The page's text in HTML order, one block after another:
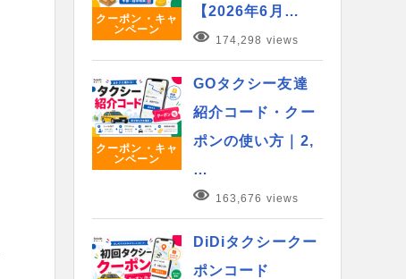
クーポン・キャ
ンペーン
【2026年6月…
174,298 views
クーポン・キャ
ンペーン
GOタクシー友達
紹介コード・クー
ポンの使い方｜2,
…
163,676 views
DiDiタクシークー
ポンコード